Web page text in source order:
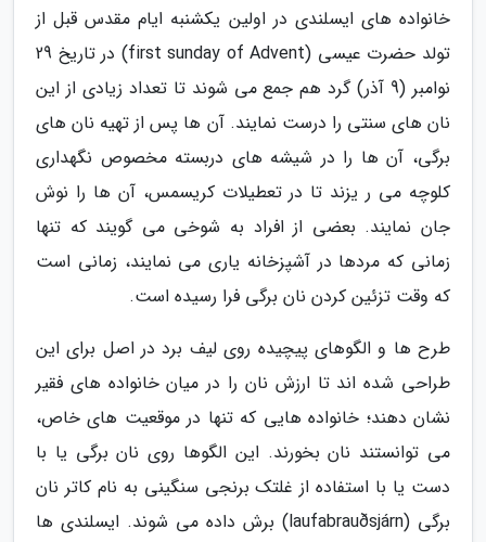
خانواده های ایسلندی در اولین یکشنبه ایام مقدس قبل از
تولد حضرت عیسی (first sunday of Advent) در تاریخ 29
نوامبر (9 آذر) گرد هم جمع می شوند تا تعداد زیادی از این
نان های سنتی را درست نمایند. آن ها پس از تهیه نان های
برگی، آن ها را در شیشه های دربسته مخصوص نگهداری
کلوچه می ر یزند تا در تعطیلات کریسمس، آن ها را نوش
جان نمایند. بعضی از افراد به شوخی می گویند که تنها
زمانی که مردها در آشپزخانه یاری می نمایند، زمانی است
که وقت تزئین کردن نان برگی فرا رسیده است.
طرح ها و الگوهای پیچیده روی لیف برد در اصل برای این
طراحی شده اند تا ارزش نان را در میان خانواده های فقیر
نشان دهند؛ خانواده هایی که تنها در موقعیت های خاص،
می توانستند نان بخورند. این الگوها روی نان برگی یا با
دست یا با استفاده از غلتک برنجی سنگینی به نام کاتر نان
برگی (laufabrauðsjárn) برش داده می شوند. ایسلندی ها